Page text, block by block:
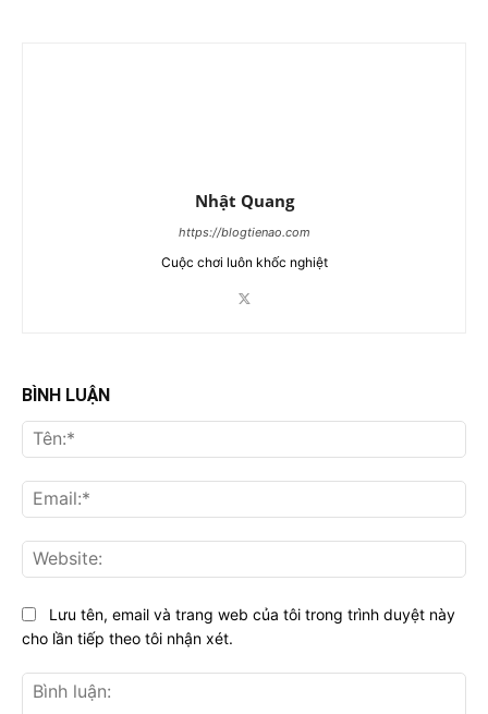
Nhật Quang
https://blogtienao.com
Cuộc chơi luôn khốc nghiệt
BÌNH LUẬN
Lưu tên, email và trang web của tôi trong trình duyệt này
cho lần tiếp theo tôi nhận xét.